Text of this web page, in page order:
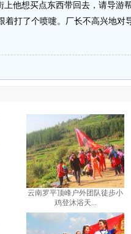
他想买点东西带回去，请导游
着打了个喷嚏。厂长不高兴地对
云南罗平顶峰户外团队徒步小
鸡登沐浴天...